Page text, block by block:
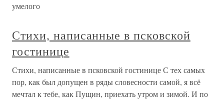
умелого
Стихи, написанные в псковской
гостинице
Стихи, написанные в псковской гостинице С тех самых
пор, как был допущен в ряды словесности самой, я всё
мечтал к тебе, как Пущин, приехать утром и зимой. И по